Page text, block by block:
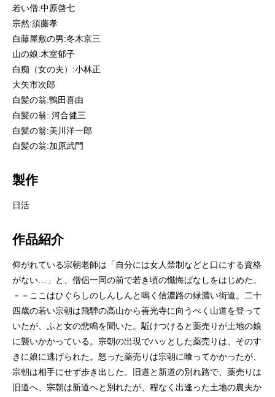
若い僧:中原啓七
宗然:須藤孝
白藤屋敷の男:冬木京三
山の娘:木室郁子
白痴（女の夫）:小林正
大矢市次郎
白髪の翁:鴨田喜由
白髪の翁: 河合健三
白髪の翁:美川洋一郎
白髪の翁:加原武門
製作
日活
作品紹介
仰がれている宗朝老師は「自分には女人禁制などと口にする資格
がない…」と、僧侶一同の前で若き頃の懺悔ばなしをはじめた。
－－ここはひぐらしのしんしんと鳴く信濃路の緑濃い街道。二十
四歳の若い宗朝は飛騨の高山から善光寺に向うべく山道を登って
いたが、ふと女の悲鳴を聞いた。駈けつけると薬売りが土地の娘
に襲いかかっている。宗朝の出現でハッとした薬売りは、そのす
きに娘に逃げられた。怒った薬売りは宗朝に喰ってかかったが、
宗朝は相手にせず歩き出した。旧道と新道の別れ路で、薬売りは
旧道へ、宗朝は新道へと別れたが、程なく出逢った土地の農夫か